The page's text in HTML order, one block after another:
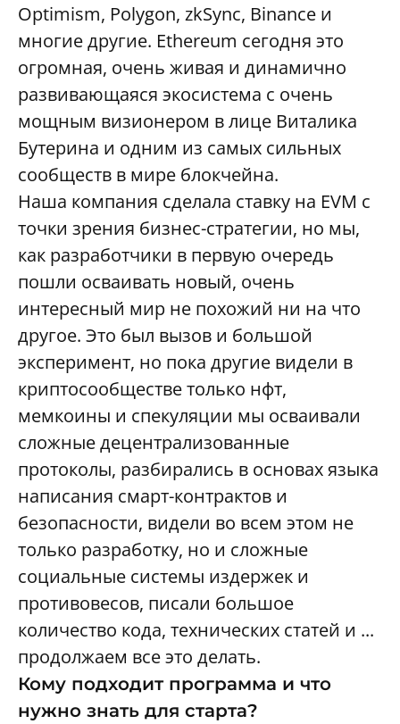
Optimism, Polygon, zkSync, Binance и
многие другие. Ethereum сегодня это
огромная, очень живая и динамично
развивающаяся экосистема с очень
мощным визионером в лице Виталика
Бутерина и одним из самых сильных
сообществ в мире блокчейна.
Наша компания сделала ставку на EVM с
точки зрения бизнес-стратегии, но мы,
как разработчики в первую очередь
пошли осваивать новый, очень
интересный мир не похожий ни на что
другое. Это был вызов и большой
эксперимент, но пока другие видели в
криптосообществе только нфт,
мемкоины и спекуляции мы осваивали
сложные децентрализованные
протоколы, разбирались в основах языка
написания смарт-контрактов и
безопасности, видели во всем этом не
только разработку, но и сложные
социальные системы издержек и
противовесов, писали большое
количество кода, технических статей и ...
продолжаем все это делать.
Кому подходит программа и что
нужно знать для старта?